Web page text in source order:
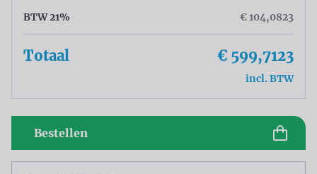
BTW 21% € 104,0823
Totaal € 599,7123
incl. BTW
Bestellen